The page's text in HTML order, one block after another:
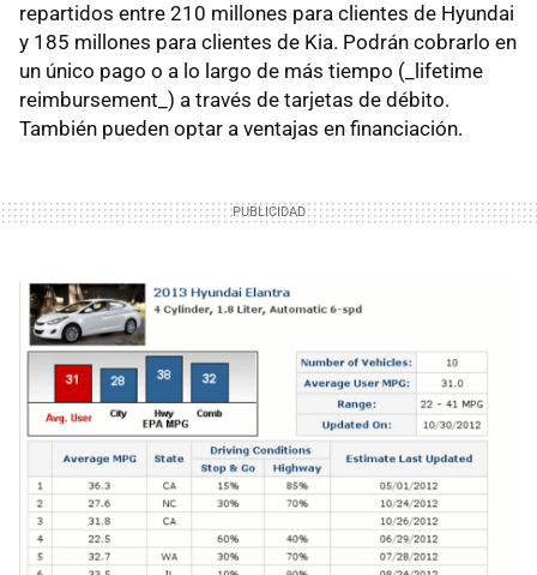
repartidos entre 210 millones para clientes de Hyundai
y 185 millones para clientes de Kia. Podrán cobrarlo en
un único pago o a lo largo de más tiempo (_lifetime
reimbursement_) a través de tarjetas de débito.
También pueden optar a ventajas en financiación.